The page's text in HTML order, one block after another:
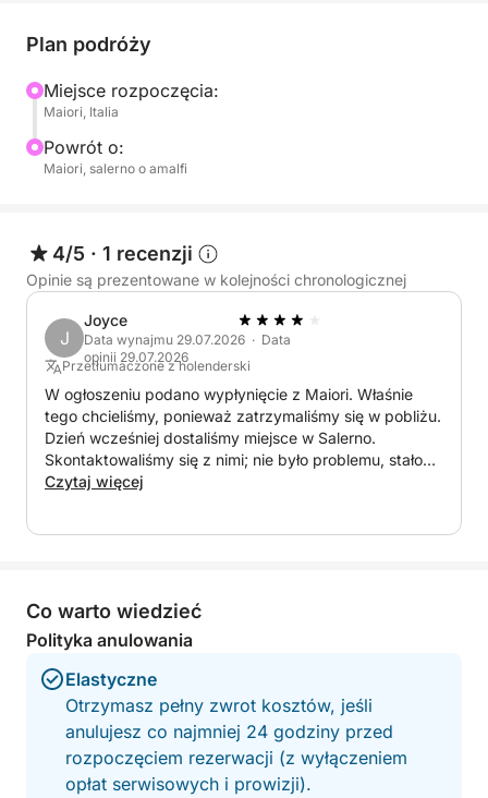
Plan podróży
Miejsce rozpoczęcia:
Maiori, Italia
Powrót o:
Maiori, salerno o amalfi
4/5 · 1 recenzji
Opinie są prezentowane w kolejności chronologicznej
J
Joyce
Data wynajmu 29.07.2026 · Data
opinii 29.07.2026
Przetłumaczone z holenderski
W ogłoszeniu podano wypłynięcie z Maiori. Właśnie
tego chcieliśmy, ponieważ zatrzymaliśmy się w pobliżu.
Dzień wcześniej dostaliśmy miejsce w Salerno.
Skontaktowaliśmy się z nimi; nie było problemu, stało
się Maiori. Wynajęliśmy łódź od 9:00 do 18:00. Skipper
przyspieszyć. Ponieważ musieliśmy wrócić do 18:00.
Powiedzieliśmy, że nie, wypożyczyliśmy łódź na 9:00,
więc mamy jeszcze czas do 18:45. Nie, ponieważ
musiał być w Salerno do 18:00, w przeciwnym razie
dostałby mandat. Krótko mówiąc, płynęliśmy prawie
godzinę krócej. Miły dzień, ale trochę nieprzyjemne
zakończenie z powodu kłótni.
Czytaj więcej
Co warto wiedzieć
Polityka anulowania
Elastyczne
Otrzymasz pełny zwrot kosztów, jeśli
anulujesz co najmniej 24 godziny przed
rozpoczęciem rezerwacji (z wyłączeniem
opłat serwisowych i prowizji).